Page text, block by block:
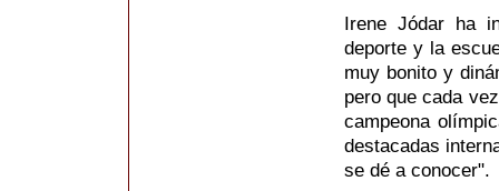
Irene Jódar ha
deporte y la
muy bonito y
pero que cada
campeona
destacadas
se dé a conocer".